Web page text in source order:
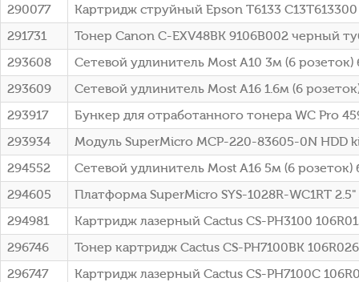
290077
Картридж струйный Epson T6133
291731
Тонер Canon C-EXV48BK 9106B002 черный
293608
Сетевой удлинитель Most A10 3м (6 розеток)
293609
Сетевой удлинитель Most A16 1.6м (6
293917
Бункер для отработанного тонера WC Pro
293934
Модуль SuperMicro MCP-220-83605-0N HDD
294552
Сетевой удлинитель Most A16 5м (6
294605
Платформа SuperMicro SYS-1028R-WC1RT 2.5"
294981
Картридж лазерный Cactus CS-PH3100
296746
Тонер картридж Cactus CS-PH7100BK
296747
Картридж лазерный Cactus CS-PH7100C